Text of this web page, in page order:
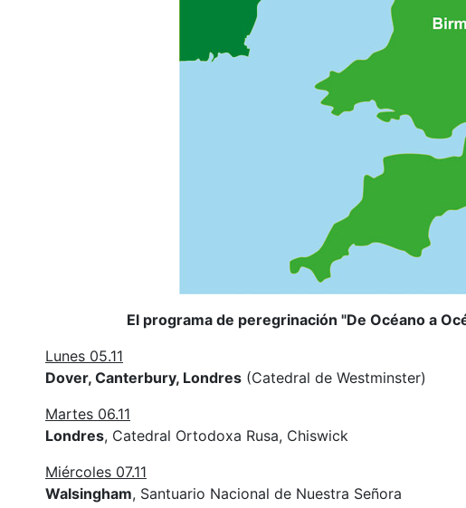
El programa de peregrinación "De Océano a
Lunes 05.11
Dover, Canterbury, Londres (Catedral de Westminster)
Martes 06.11
Londres, Catedral Ortodoxa Rusa, Chiswick
Miércoles 07.11
Walsingham, Santuario Nacional de Nuestra Señora